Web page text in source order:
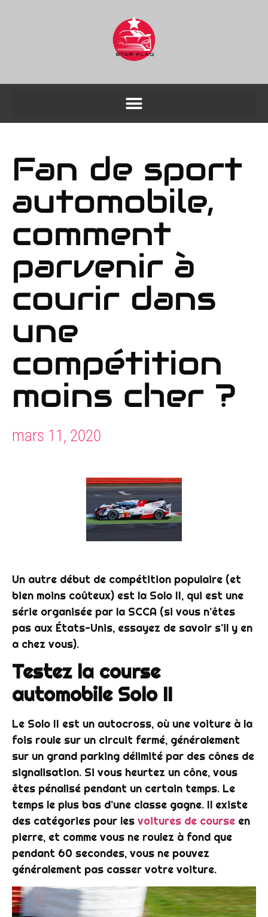
Fan de sport
automobile,
comment
parvenir à
courir dans
une
compétition
moins cher ?
mars 11, 2020
Un autre début de compétition populaire (et
bien moins coûteux) est la Solo II, qui est une
série organisée par la SCCA (si vous n’êtes
pas aux États-Unis, essayez de savoir s’il y en
a chez vous).
Testez la course
automobile Solo II
Le Solo II est un autocross, où une voiture à la
fois roule sur un circuit fermé, généralement
sur un grand parking délimité par des cônes de
signalisation. Si vous heurtez un cône, vous
êtes pénalisé pendant un certain temps. Le
temps le plus bas d’une classe gagne. Il existe
des catégories pour les voitures de course en
pierre, et comme vous ne roulez à fond que
pendant 60 secondes, vous ne pouvez
généralement pas casser votre voiture.